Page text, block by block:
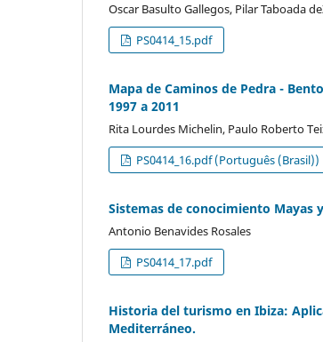
Oscar Basulto Gallegos, Pilar Taboada
PS0414_15.pdf
Mapa de Caminos de Pedra -
1997 a 2011
Rita Lourdes Michelin, Paulo Roberto
PS0414_16.pdf (Português (Brasil))
Sistemas de conocimiento Mayas
Antonio Benavides Rosales
PS0414_17.pdf
Historia del turismo en Ibiza:
Mediterráneo.